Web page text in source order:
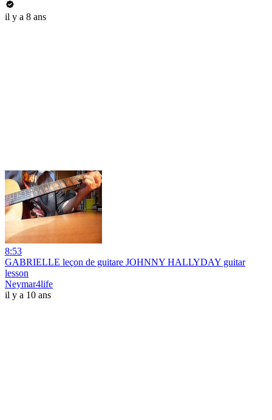
il y a 8 ans
8:53
GABRIELLE leçon de guitare JOHNNY HALLYDAY guitar
lesson
Neymar4life
il y a 10 ans